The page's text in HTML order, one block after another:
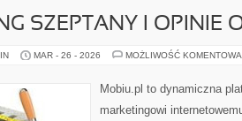
SZEPTANY I OPINIE
MAR - 26 - 2026 MOŻLIWOŚĆ
Mobiu.pl to dynamiczna
marketingowi